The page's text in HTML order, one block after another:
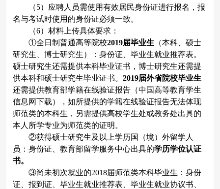
（5）应聘人员需使用有效居民身份证进行报名，报
名与考试时使用的身份证必须一致。
（6）材料上传具体要求：
①全日制普通高等院校2019届毕业生 （本科、硕士
研究生、博士研究生）：身份证、毕业生就业推荐表。
硕士研究生还需提供本科毕业证书，博士研究生还需提
供本科和硕士研究生毕业证书。2019届外省院校毕业生
还需提供教育部学籍在线验证报告（中国高等教育学生
信息网下载），如所提供的学籍在线验证报告无法体现
师范类的本科生，另需提供高校学生处或教务处出具的
本人所学专业为师范类的证明。
②获得硕士研究生及以上学历国（境）外留学人
员：身份证、教育部留学服务中心出具的学历学位认证
书。
③尚未初次就业的2018届师范类本科毕业生：身份
证、报到证、毕业生就业推荐表、毕业生就业协议书、